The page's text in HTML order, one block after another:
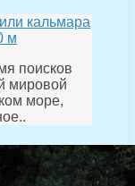
кальмара
м
поисков
мировой
море,